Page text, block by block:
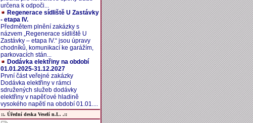
určena k odpoči...
Regenerace sídliště U Zastávky
- etapa IV.
Předmětem plnění zakázky s
názvem „Regenerace sídliště U
Zastávky – etapa IV.“ jsou úpravy
chodníků, komunikací ke garážím,
parkovacích stán...
Dodávka elektřiny na období
01.01.2025-31.12.2027
První část veřejné zakázky
Dodávka elektřiny v rámci
sdružených služeb dodávky
elektřiny v napěťové hladině
vysokého napětí na období 01.01....
::. Úřední deska Veselí n.L. .::